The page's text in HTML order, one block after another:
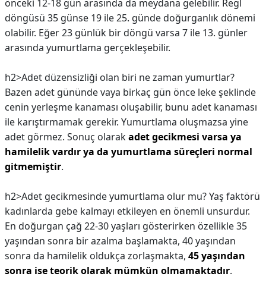
önceki 12-18 gün arasında da meydana gelebilir. Regl
döngüsü 35 günse 19 ile 25. günde doğurganlık dönemi
olabilir. Eğer 23 günlük bir döngü varsa 7 ile 13. günler
arasında yumurtlama gerçekleşebilir.
h2>Adet düzensizliği olan biri ne zaman yumurtlar?
Bazen adet gününde vaya birkaç gün önce leke şeklinde
cenin yerleşme kanaması oluşabilir, bunu adet kanaması
ile karıştırmamak gerekir. Yumurtlama oluşmazsa yine
adet görmez. Sonuç olarakadet gecikmesi varsa ya
hamilelik vardır ya da yumurtlama süreçleri normal
gitmemiştir.
h2>Adet gecikmesinde yumurtlama olur mu?Yaş faktörü
kadınlarda gebe kalmayı etkileyen en önemli unsurdur.
En doğurgan çağ 22-30 yaşları gösterirken özellikle 35
yaşından sonra bir azalma başlamakta, 40 yaşından
sonra da hamilelik oldukça zorlaşmakta, 45 yaşından
sonra ise teorik olarak mümkün olmamaktadır.